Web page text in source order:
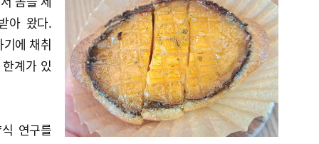
아 왔다.
에 채취
계가 있
연구를